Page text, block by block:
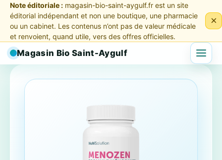
Note éditoriale : magasin-bio-saint-aygulf.fr est un site
éditorial indépendant et non une boutique, une pharmacie
ou un cabinet. Les contenus n’ont pas de valeur médicale
et renvoient, quand utile, vers des offres officielles.
×
Magasin Bio Saint-Aygulf Menu